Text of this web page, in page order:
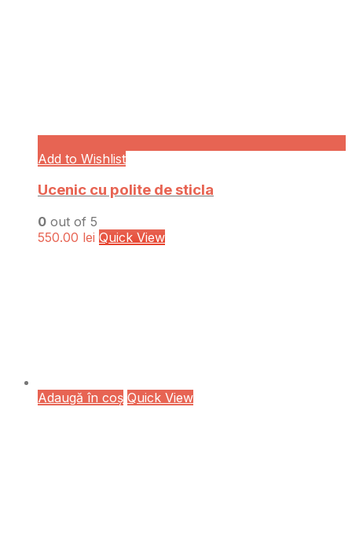
Add to Wishlist
Ucenic cu polite de sticla
0 out of 5
550.00 lei Quick View
Adaugă în coș Quick View